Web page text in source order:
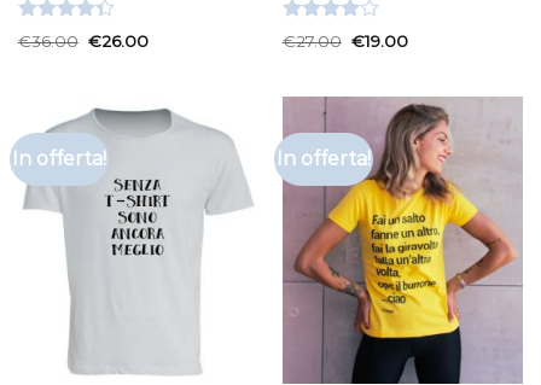
Valutato
€36.00 €26.00
Valutato
€27.00 €19.00
In offerta! In offerta!